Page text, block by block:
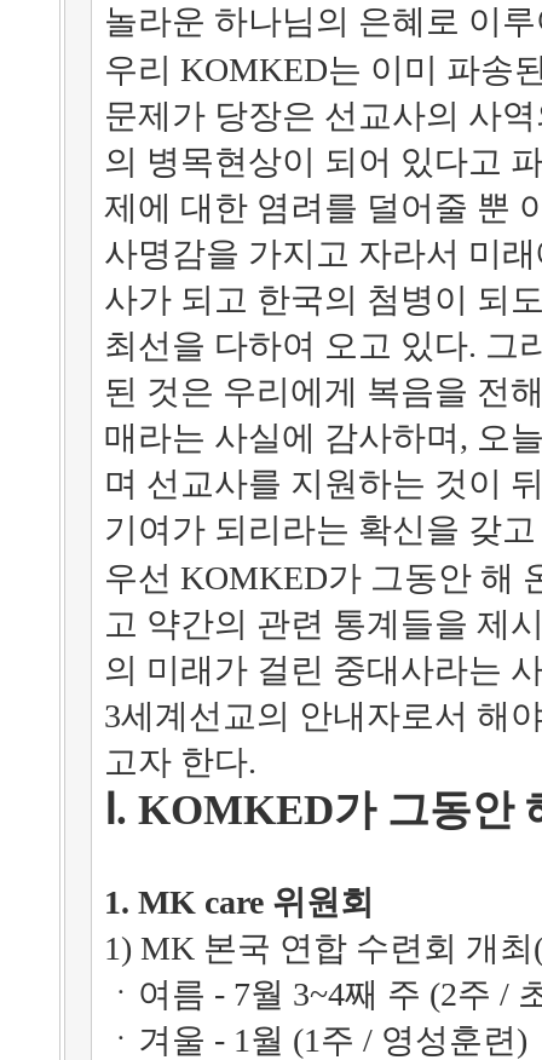
놀라운 하나님의 은혜로 이
우리 KOMKED는 이미 파송
문제가 당장은 선교사의 사
의 병목현상이 되어 있다고
제에 대한 염려를 덜어줄 뿐
사명감을 가지고 자라서 미
사가 되고 한국의 첨병이 되
최선을 다하여 오고 있다. 그
된 것은 우리에게 복음을 전
매라는 사실에 감사하며, 오
며 선교사를 지원하는 것이
기여가 되리라는 확신을 갖
우선 KOMKED가 그동안 해
고 약간의 관련 통계들을 제
의 미래가 걸린 중대사라는
3세계선교의 안내자로서 해
고자 한다.
Ⅰ. KOMKED가 그동안
1. MK care 위원회
1) MK 본국 연합 수련회 개
ㆍ여름 - 7월 3~4째 주 (2주 /
ㆍ겨울 - 1월 (1주 / 영성훈련)